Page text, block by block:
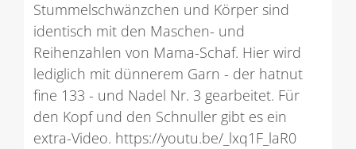
Stummelschwänzchen und Körper sind
identisch mit den Maschen- und
Reihenzahlen von Mama-Schaf. Hier wird
lediglich mit dünnerem Garn - der hatnut
fine 133 - und Nadel Nr. 3 gearbeitet. Für
den Kopf und den Schnuller gibt es ein
extra-Video. https://youtu.be/_lxq1F_laR0